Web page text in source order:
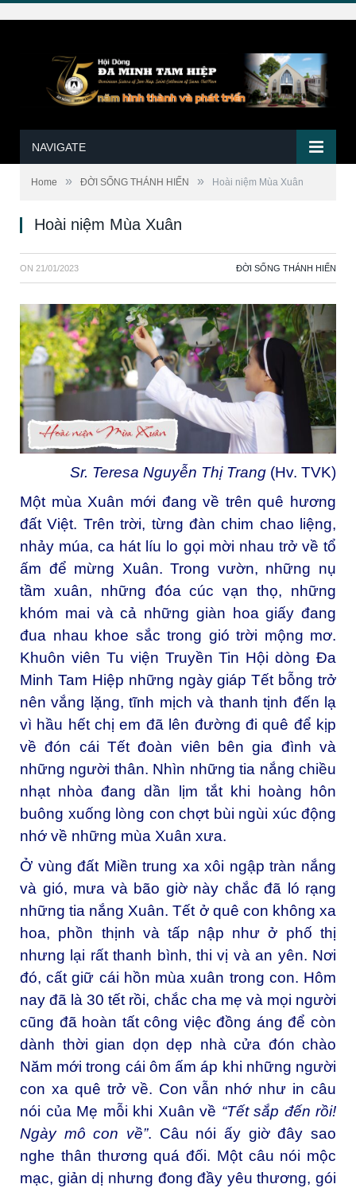
NAVIGATE
Home » ĐỜI SỐNG THÁNH HIẾN » Hoài niệm Mùa Xuân
Hoài niệm Mùa Xuân
ON 21/01/2023 ĐỜI SỐNG THÁNH HIẾN
Sr. Teresa Nguyễn Thị Trang (Hv. TVK)
Một mùa Xuân mới đang về trên quê hương
đất Việt. Trên trời, từng đàn chim chao liệng,
nhảy múa, ca hát líu lo gọi mời nhau trở về tổ
ấm để mừng Xuân. Trong vườn, những nụ
tầm xuân, những đóa cúc vạn thọ, những
khóm mai và cả những giàn hoa giấy đang
đua nhau khoe sắc trong gió trời mộng mơ.
Khuôn viên Tu viện Truyền Tin Hội dòng Đa
Minh Tam Hiệp những ngày giáp Tết bỗng trở
nên vắng lặng, tĩnh mịch và thanh tịnh đến lạ
vì hầu hết chị em đã lên đường đi quê để kịp
về đón cái Tết đoàn viên bên gia đình và
những người thân. Nhìn những tia nắng chiều
nhạt nhòa đang dần lịm tắt khi hoàng hôn
buông xuống lòng con chợt bùi ngùi xúc động
nhớ về những mùa Xuân xưa.
Ở vùng đất Miền trung xa xôi ngập tràn nắng
và gió, mưa và bão giờ này chắc đã ló rạng
những tia nắng Xuân. Tết ở quê con không xa
hoa, phồn thịnh và tấp nập như ở phố thị
nhưng lại rất thanh bình, thi vị và an yên. Nơi
đó, cất giữ cái hồn mùa xuân trong con. Hôm
nay đã là 30 tết rồi, chắc cha mẹ và mọi người
cũng đã hoàn tất công việc đồng áng để còn
dành thời gian dọn dẹp nhà cửa đón chào
Năm mới trong cái ôm ấm áp khi những người
con xa quê trở về. Con vẫn nhớ như in câu
nói của Mẹ mỗi khi Xuân về “Tết sắp đến rồi!
Ngày mô con về”. Câu nói ấy giờ đây sao
nghe thân thương quá đối. Một câu nói mộc
mạc, giản dị nhưng đong đầy yêu thương, gói